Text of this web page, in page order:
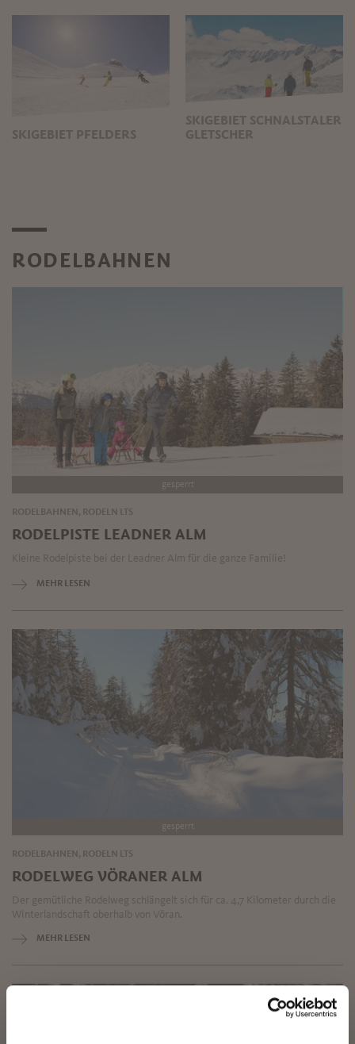
SKIGEBIET PFELDERS
SKIGEBIET SCHNALSTALER
GLETSCHER
RODELBAHNEN
gesperrt
RODELBAHNEN, RODELN LTS
RODELPISTE LEADNER ALM
Kleine Rodelpiste bei der Leadner Alm für die ganze Familie!
MEHR LESEN
gesperrt
RODELBAHNEN, RODELN LTS
RODELWEG VÖRANER ALM
Der gemütliche Rodelweg schlängelt sich für ca. 4,7 Kilometer durch die
Winterlandschaft oberhalb von Vöran.
MEHR LESEN
✖